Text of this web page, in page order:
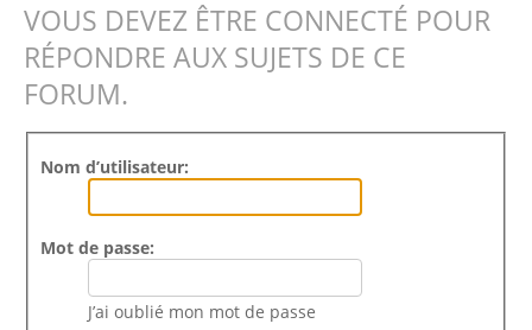
VOUS DEVEZ ÊTRE CONNECTÉ POUR
RÉPONDRE AUX SUJETS DE CE
FORUM.
Nom d’utilisateur:
Mot de passe:
J’ai oublié mon mot de passe